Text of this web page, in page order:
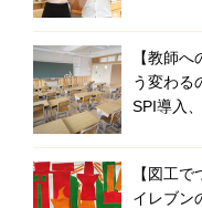
【教師
う変わ
SPI導入
【図工
イレブン